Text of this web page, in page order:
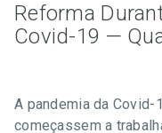
Reforma
Covid-19 —
A pandemia da
começassem a